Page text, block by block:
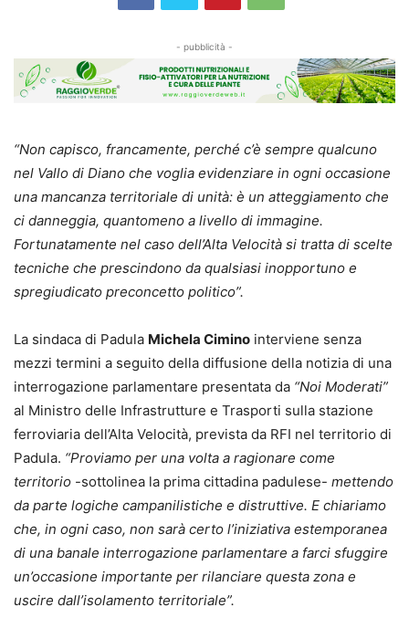
- pubblicità -
“Non capisco, francamente, perché c’è sempre qualcuno
nel Vallo di Diano che voglia evidenziare in ogni occasione
una mancanza territoriale di unità: è un atteggiamento che
ci danneggia, quantomeno a livello di immagine.
Fortunatamente nel caso dell’Alta Velocità si tratta di scelte
tecniche che prescindono da qualsiasi inopportuno e
spregiudicato preconcetto politico”.
La sindaca di Padula Michela Cimino interviene senza
mezzi termini a seguito della diffusione della notizia di una
interrogazione parlamentare presentata da “Noi Moderati”
al Ministro delle Infrastrutture e Trasporti sulla stazione
ferroviaria dell’Alta Velocità, prevista da RFI nel territorio di
Padula. “Proviamo per una volta a ragionare come
territorio -sottolinea la prima cittadina padulese- mettendo
da parte logiche campanilistiche e distruttive. E chiariamo
che, in ogni caso, non sarà certo l’iniziativa estemporanea
di una banale interrogazione parlamentare a farci sfuggire
un’occasione importante per rilanciare questa zona e
uscire dall’isolamento territoriale”.